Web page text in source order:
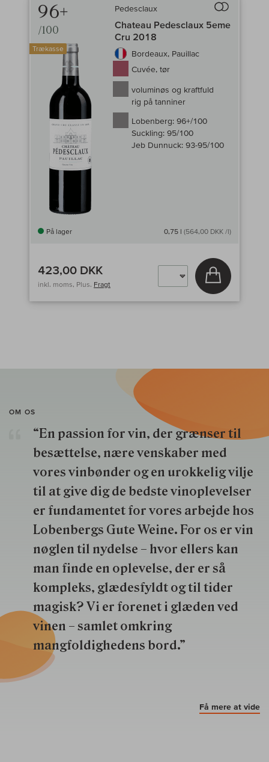
96+
/100
Trækasse
Pedesclaux
Chateau Pedesclaux 5eme
Cru 2018
Bordeaux, Pauillac
Cuvée, tør
voluminøs og kraftfuld
rig på tanniner
Lobenberg: 96+/100
Suckling: 95/100
Jeb Dunnuck: 93-95/100
På lager 0,75 l (564,00 DKK /l)
423,00 DKK
inkl. moms, Plus. Fragt
Læg i kurv
OM OS
“En passion for vin, der grænser til
besættelse, nære venskaber med
vores vinbønder og en urokkelig vilje
til at give dig de bedste vinoplevelser
er fundamentet for vores arbejde hos
Lobenbergs Gute Weine. For os er vin
nøglen til nydelse – hvor ellers kan
man finde en oplevelse, der er så
kompleks, glædesfyldt og til tider
magisk? Vi er forenet i glæden ved
vinen – samlet omkring
mangfoldighedens bord.”
Få mere at vide